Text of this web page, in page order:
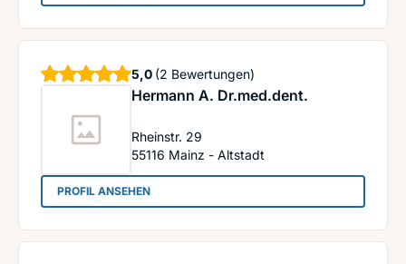
Hermann A. Dr.med.dent.
Rheinstr. 29
55116 Mainz - Altstadt
5,0 Sterne
(2 Bewertungen)
PROFIL ANSEHEN: Hermann A. Dr.med.dent.